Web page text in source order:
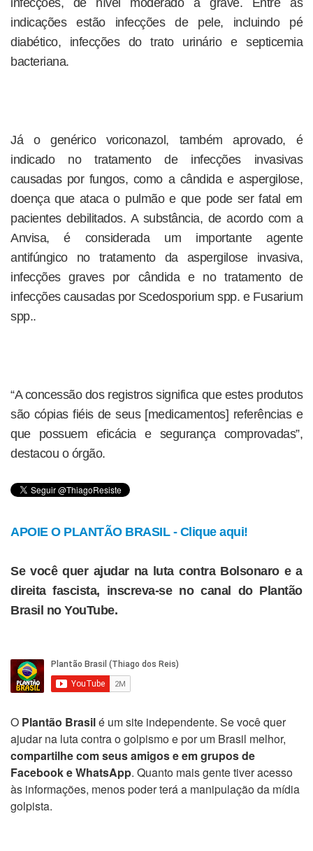
infecções, de nível moderado a grave. Entre as
indicações estão infecções de pele, incluindo pé
diabético, infecções do trato urinário e septicemia
bacteriana.
Já o genérico voriconazol, também aprovado, é
indicado no tratamento de infecções invasivas
causadas por fungos, como a cândida e aspergilose,
doença que ataca o pulmão e que pode ser fatal em
pacientes debilitados. A substância, de acordo com a
Anvisa, é considerada um importante agente
antifúngico no tratamento da aspergilose invasiva,
infecções graves por cândida e no tratamento de
infecções causadas por Scedosporium spp. e Fusarium
spp..
“A concessão dos registros significa que estes produtos
são cópias fiéis de seus [medicamentos] referências e
que possuem eficácia e segurança comprovadas”,
destacou o órgão.
APOIE O PLANTÃO BRASIL - Clique aqui!
Se você quer ajudar na luta contra Bolsonaro e a
direita fascista, inscreva-se no canal do Plantão
Brasil no YouTube.
O Plantão Brasilé um site independente. Se você quer
ajudar na luta contra o golpismo e por um Brasil melhor,
compartilhe com seus amigos e em grupos de
Facebook e WhatsApp. Quanto mais gente tiver acesso
às informações, menos poder terá a manipulação da mídia
golpista.